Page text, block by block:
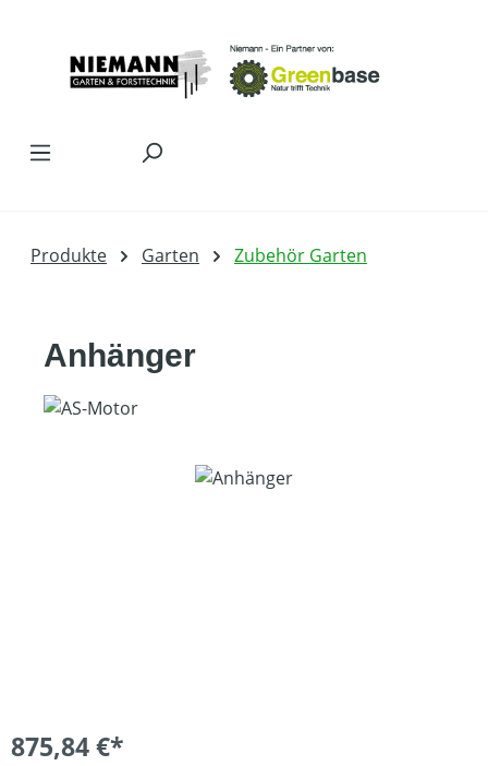
Produkte Garten Zubehör Garten
Anhänger
Bildergalerie überspringen
875,84 €*